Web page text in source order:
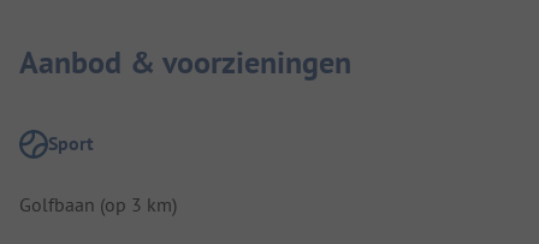
Aanbod & voorzieningen
Sport
Golfbaan (op 3 km)